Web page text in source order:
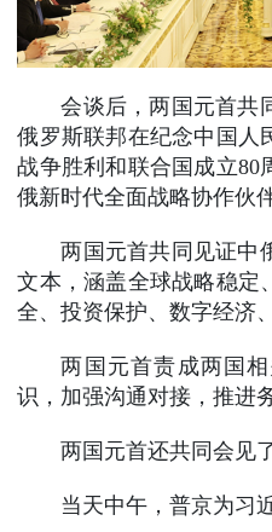
会谈后，两国元首共
俄罗斯联邦在纪念中国人
战争胜利和联合国成立80
俄新时代全面战略协作伙
两国元首共同见证中
文本，涵盖全球战略稳定
全、投资保护、数字经济
两国元首责成两国
识，加强沟通对接，推进
两国元首还共同会见
当天中午，普京为习